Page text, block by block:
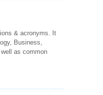
& acronyms. It
Business,
as common